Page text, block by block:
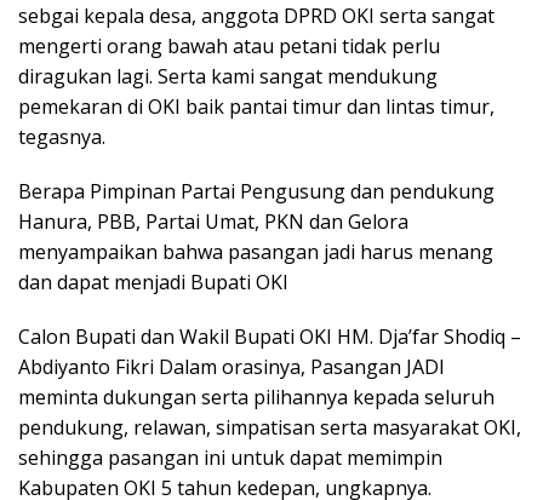
sebgai kepala desa, anggota DPRD OKI serta sangat
mengerti orang bawah atau petani tidak perlu
diragukan lagi. Serta kami sangat mendukung
pemekaran di OKI baik pantai timur dan lintas timur,
tegasnya.
Berapa Pimpinan Partai Pengusung dan pendukung
Hanura, PBB, Partai Umat, PKN dan Gelora
menyampaikan bahwa pasangan jadi harus menang
dan dapat menjadi Bupati OKI
Calon Bupati dan Wakil Bupati OKI HM. Dja’far Shodiq –
Abdiyanto Fikri Dalam orasinya, Pasangan JADI
meminta dukungan serta pilihannya kepada seluruh
pendukung, relawan, simpatisan serta masyarakat OKI,
sehingga pasangan ini untuk dapat memimpin
Kabupaten OKI 5 tahun kedepan, ungkapnya.